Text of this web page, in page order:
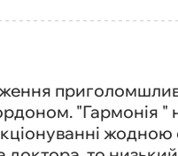
"Гармонія "